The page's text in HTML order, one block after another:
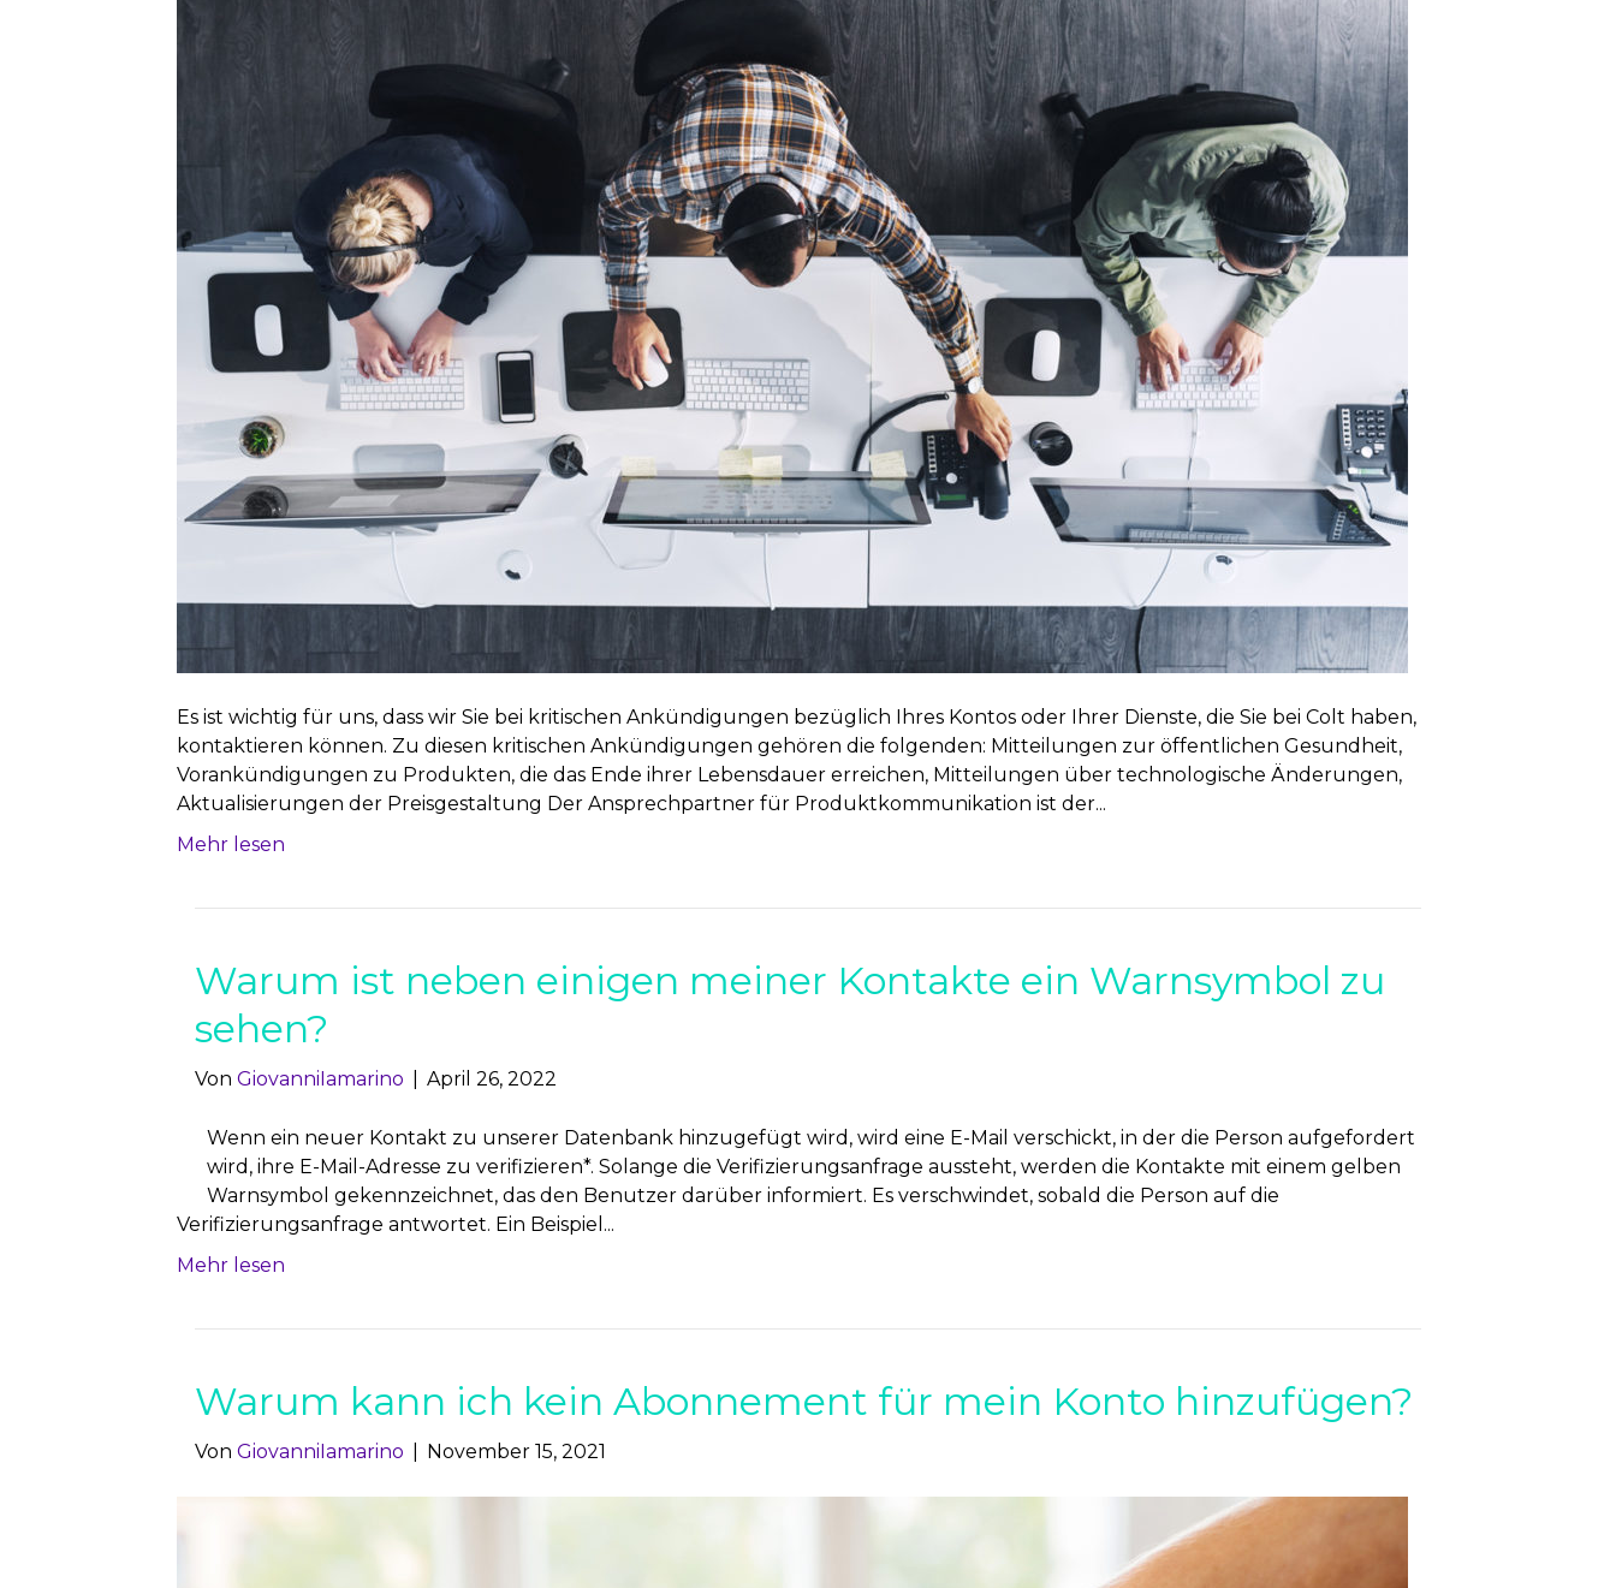
Es ist wichtig für uns, dass wir Sie bei kritischen Ankündigungen bezüglich Ihres Kontos oder Ihrer Dienste, die Sie bei Colt haben,
kontaktieren können. Zu diesen kritischen Ankündigungen gehören die folgenden: Mitteilungen zur öffentlichen Gesundheit,
Vorankündigungen zu Produkten, die das Ende ihrer Lebensdauer erreichen, Mitteilungen über technologische Änderungen,
Aktualisierungen der Preisgestaltung Der Ansprechpartner für Produktkommunikation ist der...
Mehr lesen
Warum ist neben einigen meiner Kontakte ein Warnsymbol zu
sehen?
Von GiovanniIamarino April 26, 2022
Wenn ein neuer Kontakt zu unserer Datenbank hinzugefügt wird, wird eine E-Mail verschickt, in der die Person aufgefordert
wird, ihre E-Mail-Adresse zu verifizieren*. Solange die Verifizierungsanfrage aussteht, werden die Kontakte mit einem gelben
Warnsymbol gekennzeichnet, das den Benutzer darüber informiert. Es verschwindet, sobald die Person auf die
Verifizierungsanfrage antwortet. Ein Beispiel...
Mehr lesen
Warum kann ich kein Abonnement für mein Konto hinzufügen?
Von GiovanniIamarino November 15, 2021